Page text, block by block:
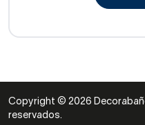
Copyright © 2026
reservados.